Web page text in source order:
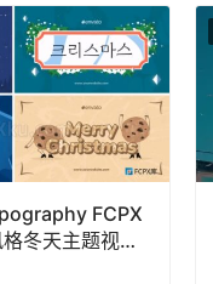
FCPX
冬天主题视频